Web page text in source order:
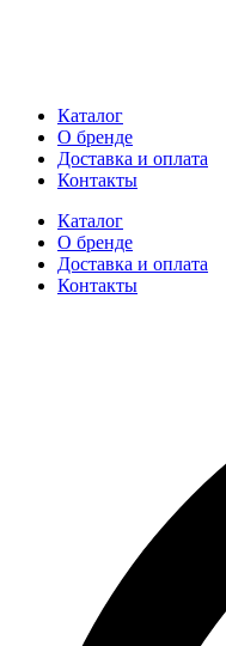
Каталог
О бренде
Доставка и оплата
Контакты
Каталог
О бренде
Доставка и оплата
Контакты